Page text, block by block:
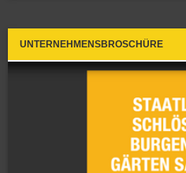
UNTERNEHMENSBROSCHÜRE